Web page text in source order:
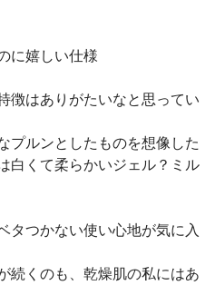
に嬉しい仕様
徴はありがたいなと思ってい
プルンとしたものを想像した
白くて柔らかいジェル？ミル
タつかない使い心地が気に入
続くのも、乾燥肌の私にはあ